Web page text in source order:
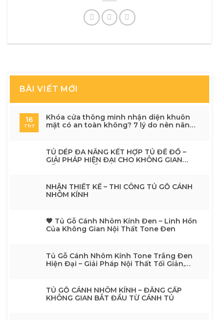
BÀI VIẾT MỚI
16
Th7
Khóa cửa thông minh nhận diện khuôn
mặt có an toàn không? 7 lý do nên nâng
TỦ DÉP ĐA NĂNG KẾT HỢP TỦ ĐỂ ĐỒ –
GIẢI PHÁP HIỆN ĐẠI CHO KHÔNG GIAN
SỐNG TINH TẾ
NHẬN THIẾT KẾ – THI CÔNG TỦ GỖ CÁNH
NHÔM KÍNH
🖤 Tủ Gỗ Cánh Nhôm Kính Đen – Linh Hồn
Của Không Gian Nội Thất Tone Đen
Tủ Gỗ Cánh Nhôm Kính Tone Trắng Đen
Hiện Đại – Giải Pháp Nội Thất Tối Giản,
Tối Giản, Sang Trọng
TỦ GỖ CÁNH NHÔM KÍNH – ĐẲNG CẤP
KHÔNG GIAN BẮT ĐẦU TỪ CÁNH TỦ